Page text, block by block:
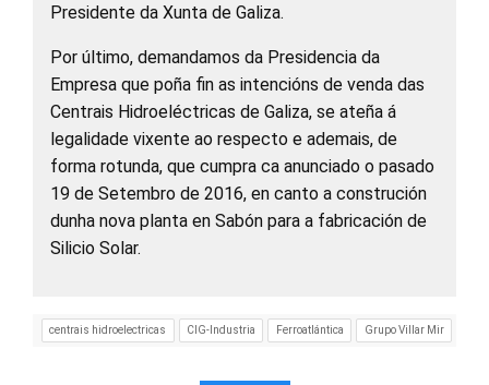
Presidente da Xunta de Galiza.
Por último, demandamos da Presidencia da
Empresa que poña fin as intencións de venda das
Centrais Hidroeléctricas de Galiza, se ateña á
legalidade vixente ao respecto e ademais, de
forma rotunda, que cumpra ca anunciado o pasado
19 de Setembro de 2016, en canto a construción
dunha nova planta en Sabón para a fabricación de
Silicio Solar.
centrais hidroelectricas CIG-Industria Ferroatlántica Grupo Villar Mir